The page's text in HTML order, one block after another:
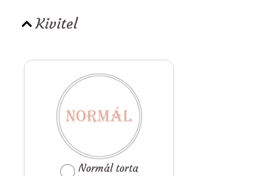
Kivitel
Normál torta